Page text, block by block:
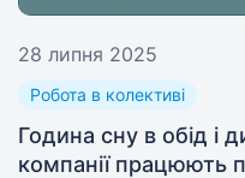
28 липня 2025
Робота в колективі
Година сну в обід і
компанії працюють